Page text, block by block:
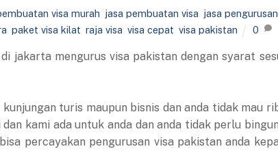
visa murah jasa pembuatan visa jasa pengurusan
,paket visa kilat ,raja visa ,visa cepat ,visa pakistan 0
jakarta mengurus visa pakistan dengan syarat
turis maupun bisnis dan anda tidak mau
kami ada untuk anda dan anda tidak perlu
percayakan pengurusan visa pakistan anda